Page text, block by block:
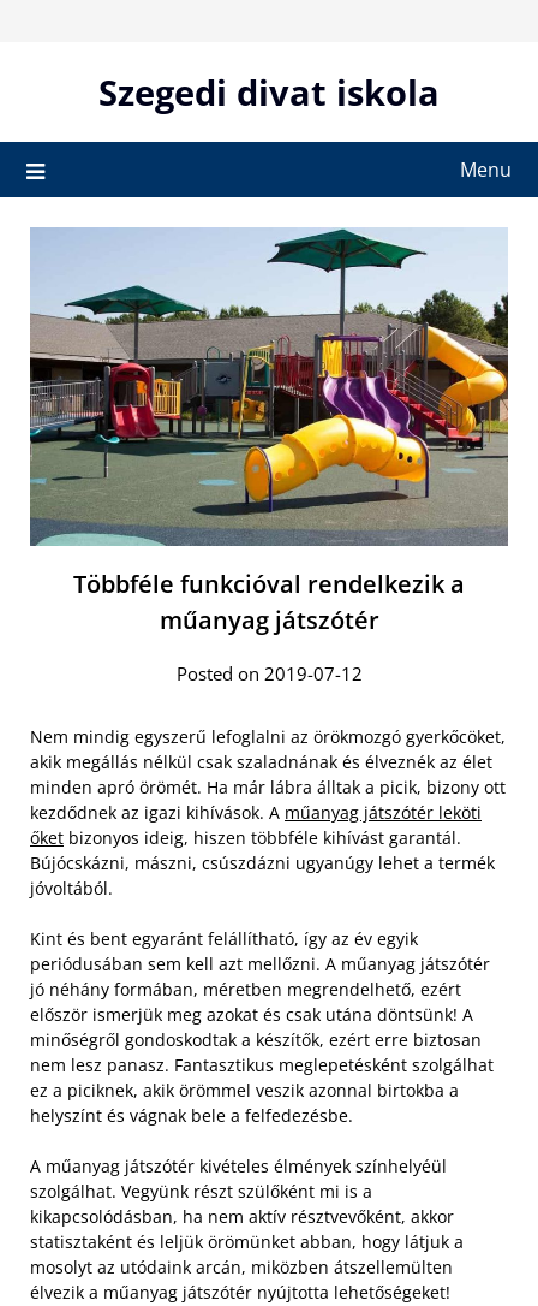
Szegedi divat iskola
Menu
Többféle funkcióval rendelkezik a
műanyag játszótér
Posted on 2019-07-12
Nem mindig egyszerű lefoglalni az örökmozgó gyerkőcöket,
akik megállás nélkül csak szaladnának és élveznék az élet
minden apró örömét. Ha már lábra álltak a picik, bizony ott
kezdődnek az igazi kihívások. A műanyag játszótér leköti
őket bizonyos ideig, hiszen többféle kihívást garantál.
Bújócskázni, mászni, csúszdázni ugyanúgy lehet a termék
jóvoltából.
Kint és bent egyaránt felállítható, így az év egyik
periódusában sem kell azt mellőzni. A műanyag játszótér
jó néhány formában, méretben megrendelhető, ezért
először ismerjük meg azokat és csak utána döntsünk! A
minőségről gondoskodtak a készítők, ezért erre biztosan
nem lesz panasz. Fantasztikus meglepetésként szolgálhat
ez a piciknek, akik örömmel veszik azonnal birtokba a
helyszínt és vágnak bele a felfedezésbe.
A műanyag játszótér kivételes élmények színhelyéül
szolgálhat. Vegyünk részt szülőként mi is a
kikapcsolódásban, ha nem aktív résztvevőként, akkor
statisztaként és leljük örömünket abban, hogy látjuk a
mosolyt az utódaink arcán, miközben átszellemülten
élvezik a műanyag játszótér nyújtotta lehetőségeket!